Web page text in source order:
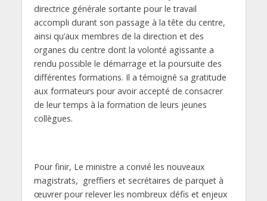
directrice générale sortante pour le travail
accompli durant son passage à la tête du centre,
ainsi qu’aux membres de la direction et des
organes du centre dont la volonté agissante a
rendu possible le démarrage et la poursuite des
différentes formations. Il a témoigné sa gratitude
aux formateurs pour avoir accepté de consacrer
de leur temps à la formation de leurs jeunes
collègues.
Pour finir, Le ministre a convié les nouveaux
magistrats, greffiers et secrétaires de parquet à
œuvrer pour relever les nombreux défis et enjeux